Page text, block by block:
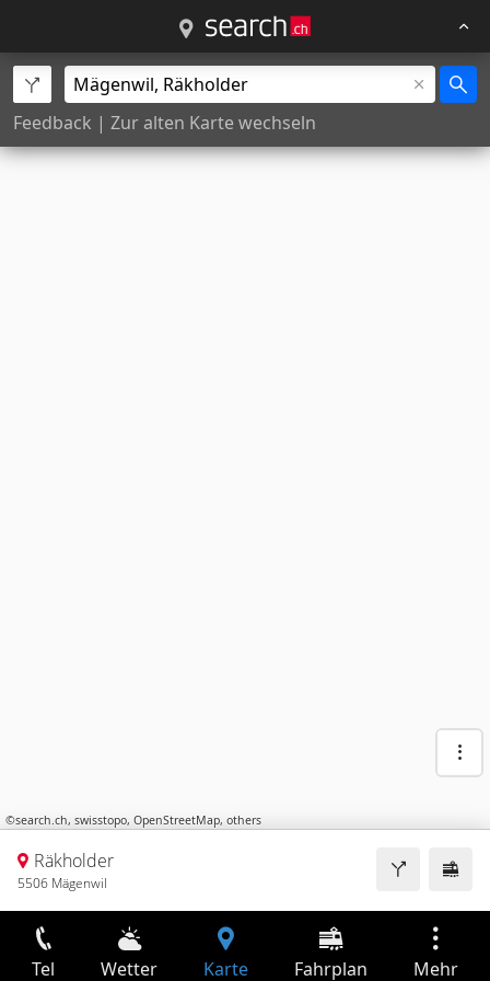
Feedback | Zur alten Karte wechseln
©search.ch, swisstopo, OpenStreetMap, others
Räkholder
5506 Mägenwil
Tel Wetter Karte Fahrplan Mehr